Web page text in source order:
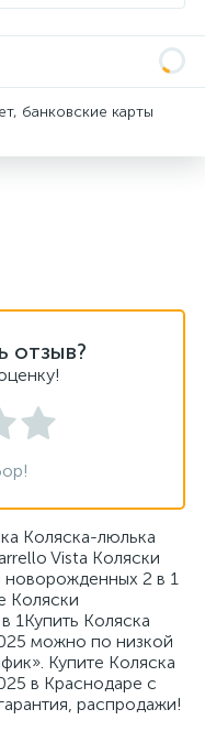
банковские карты
отзыв?
Коляска-люлька
Vista Коляски
новорожденных 2 в 1
Коляски
1Купить Коляска
можно по низкой
Купите Коляска
в Краснодаре с
распродажи!